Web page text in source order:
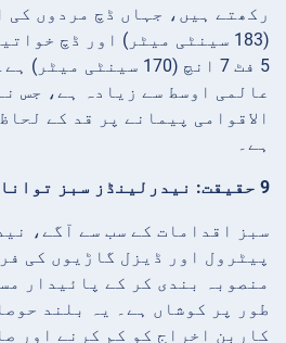
(183 سینٹی میٹر) اور ڈچ
5 فٹ 7 انچ (170 سینٹی
عالمی اوسط سے زیادہ ہے، جس
الاقوامی پیمانے پر قد کے
ہے۔
9 حقیقت: نیدرلینڈز سبز توانائی پر مرکوز ہے
پیٹرول اور ڈیزل گاڑیوں کی
منصوبہ بندی کر کے پائیدار
طور پر کوشاں ہے۔ یہ بلند
کاربن اخراج کو کم کرنے اور